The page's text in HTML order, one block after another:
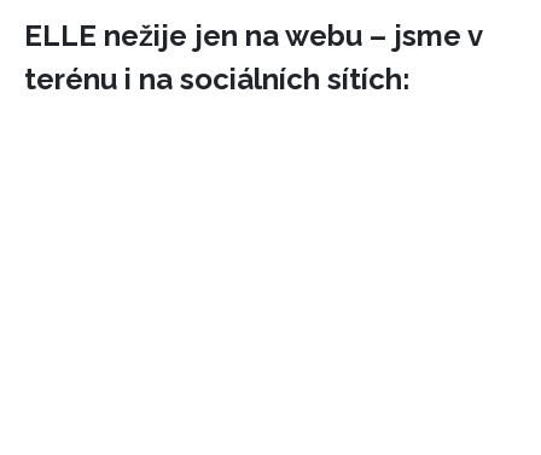
ELLE nežije jen na webu – jsme v
terénu i na sociálních sítích: